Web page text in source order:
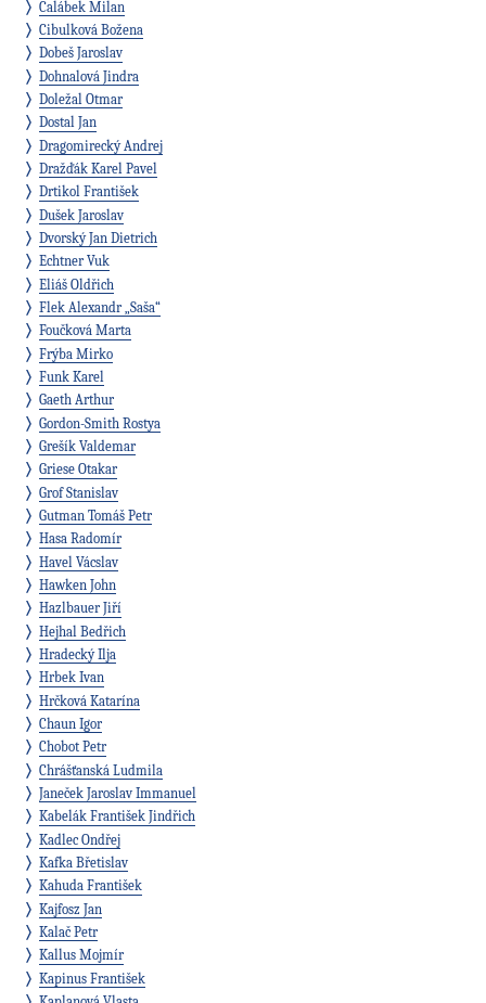
Calábek Milan
Cibulková Božena
Dobeš Jaroslav
Dohnalová Jindra
Doležal Otmar
Dostal Jan
Dragomirecký Andrej
Dražďák Karel Pavel
Drtikol František
Dušek Jaroslav
Dvorský Jan Dietrich
Echtner Vuk
Eliáš Oldřich
Flek Alexandr „Saša“
Foučková Marta
Frýba Mirko
Funk Karel
Gaeth Arthur
Gordon-Smith Rostya
Grešík Valdemar
Griese Otakar
Grof Stanislav
Gutman Tomáš Petr
Hasa Radomír
Havel Vácslav
Hawken John
Hazlbauer Jiří
Hejhal Bedřich
Hradecký Ilja
Hrbek Ivan
Hrčková Katarína
Chaun Igor
Chobot Petr
Chrášťanská Ludmila
Janeček Jaroslav Immanuel
Kabelák František Jindřich
Kadlec Ondřej
Kafka Břetislav
Kahuda František
Kajfosz Jan
Kalač Petr
Kallus Mojmír
Kapinus František